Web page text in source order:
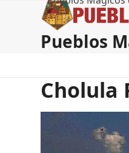
Pueblos
Cholula